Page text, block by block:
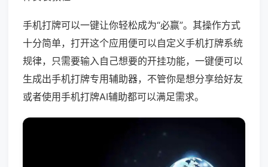
手机打牌可以一键让你轻松成为“必赢”。其操作方式
十分简单，打开这个应用便可以自定义手机打牌系统
规律，只需要输入自己想要的开挂功能，一键便可以
生成出手机打牌专用辅助器，不管你是想分享给好友
或者使用手机打牌AI辅助都可以满足需求。